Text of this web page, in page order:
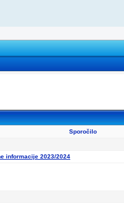
Sporočilo
informacije 2023/2024